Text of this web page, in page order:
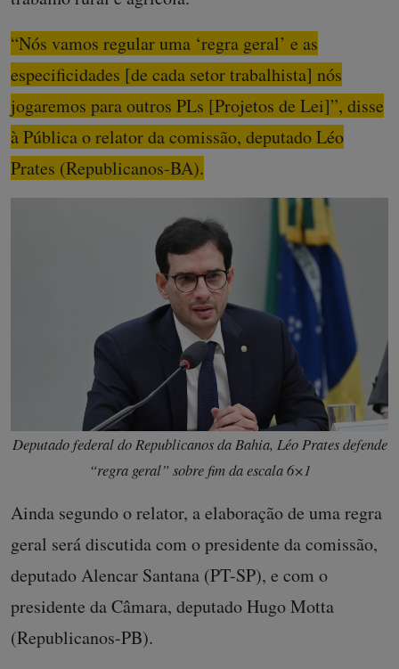
“Nós vamos regular uma ‘regra geral’ e as
especificidades [de cada setor trabalhista] nós
jogaremos para outros PLs [Projetos de Lei]”, disse
à Pública o relator da comissão, deputado Léo
Prates (Republicanos-BA).
Deputado federal do Republicanos da Bahia, Léo Prates defende
“regra geral” sobre fim da escala 6×1
Ainda segundo o relator, a elaboração de uma regra
geral será discutida com o presidente da comissão,
deputado Alencar Santana (PT-SP), e com o
presidente da Câmara, deputado Hugo Motta
(Republicanos-PB).